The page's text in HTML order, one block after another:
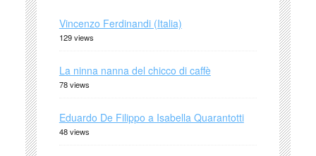
Vincenzo Ferdinandi (Italia)
129 views
La ninna nanna del chicco di caffè
78 views
Eduardo De Filippo a Isabella Quarantotti
48 views